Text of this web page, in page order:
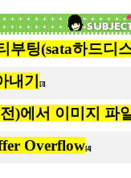
부팅(sata하드디
내기 [3]
)에서 이미지 파
Overflow[4]